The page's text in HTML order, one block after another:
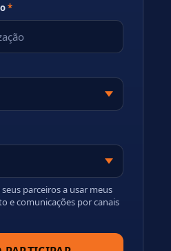
*
seus parceiros a usar meus
e comunicações por canais